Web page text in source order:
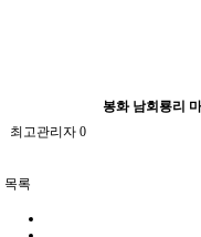
봉화 남회룡리
최고관리자 0
목록